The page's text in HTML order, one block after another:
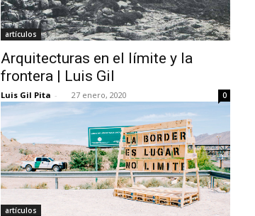
artículos
Arquitecturas en el límite y la
frontera | Luis Gil
Luis Gil Pita - 27 enero, 2020 0
artículos